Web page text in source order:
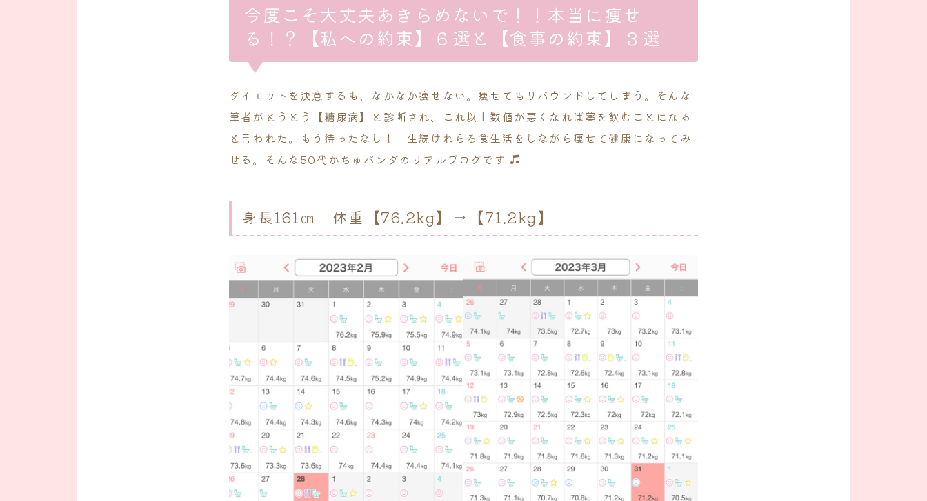
今度こそ大丈夫あきらめないで！！本当に痩せ
る！？【私への約束】６選と【食事の約束】３選
ダイエットを決意するも、なかなか痩せない。痩せてもリバウンドしてしまう。そんな
筆者がとうとう【糖尿病】と診断され、これ以上数値が悪くなれば薬を飲むことになる
と言われた。もう待ったなし！一生続けれらる食生活をしながら痩せて健康になってみ
せる。そんな50代かちゅパンダのリアルブログです
身長161㎝ 体重【76.2kg】→【71.2kg】